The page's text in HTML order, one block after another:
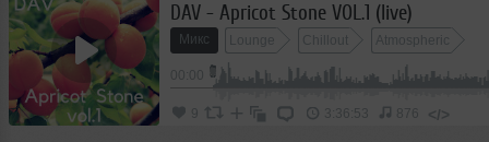
DAV - Apricot Stone VOL.1 (live)
Микс Lounge Chillout Atmospheric
9 3:36:53 876 </>